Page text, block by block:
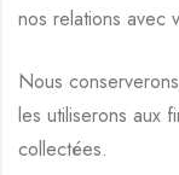
nos relations avec
Nous
les utiliserons aux
collectées.